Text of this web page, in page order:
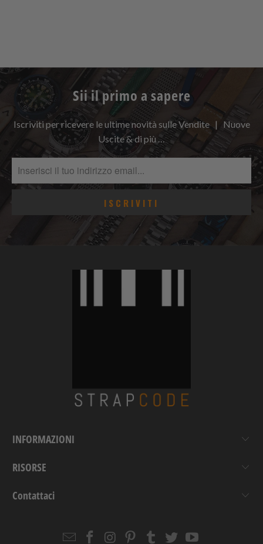
Sii il primo a sapere
Iscriviti per ricevere le ultime novità sulle Vendite | Nuove
Uscite & di più …
INFORMAZIONI
RISORSE
Contattaci
EmailStrapcode
Strapcode
Strapcode
Strapcode
Strapcode